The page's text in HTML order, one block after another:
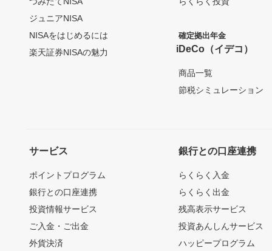
ジュニアNISA
NISAをはじめるには
楽天証券NISAの魅力
確定拠出年金
iDeCo（イデコ）
商品一覧
節税シミュレーション
サービス
ポイントプログラム
銀行との口座連携
投資情報サービス
ご入金・ご出金
外貨決済
銀行との口座連携
らくらく入金
らくらく出金
残高表示サービス
投資あんしんサービス
ハッピープログラム